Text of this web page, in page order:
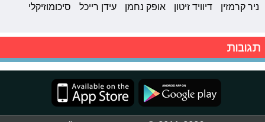
ניר קרמזין
דיוויד זיטון אופק נחמן עידן רייכל סיכומוזיקלי
תגובות